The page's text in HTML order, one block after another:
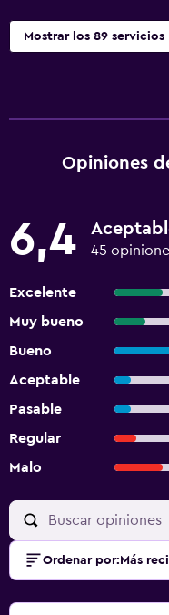
Mostrar los 89 servicios
Opiniones
6,4 45
Excelente
Muy bueno
Bueno
Aceptable
Pasable
Regular
Malo
Ordenar por: Más